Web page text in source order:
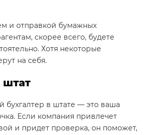
и отправкой бумажных
скорее всего, будете
Хотя некоторые
на себя.
штат
бухгалтер в штате — это ваша
Если компания привлечет
и придет проверка, он поможет,